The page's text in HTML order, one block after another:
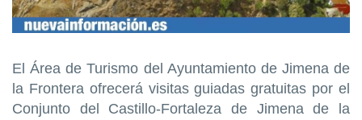
E l Área de Turismo del Ayuntamiento de Jimena de
la Frontera ofrecerá visitas guiadas gratuitas por el
Conjunto del Castillo-Fortaleza de Jimena de la